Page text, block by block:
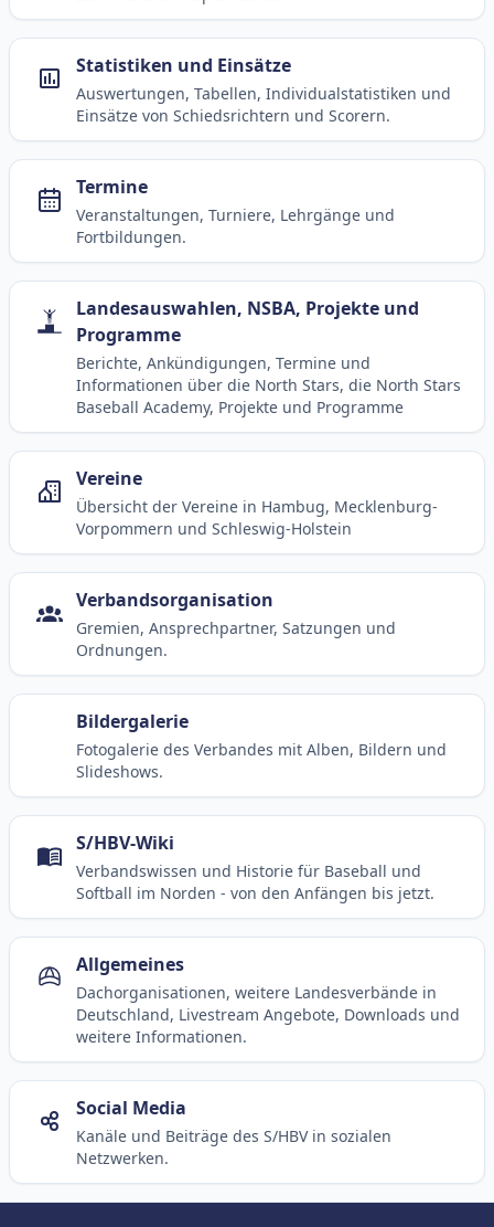
Statistiken und Einsätze
Auswertungen, Tabellen, Individualstatistiken und
Einsätze von Schiedsrichtern und Scorern.
Termine
Veranstaltungen, Turniere, Lehrgänge und
Fortbildungen.
Landesauswahlen, NSBA, Projekte und
Programme
Berichte, Ankündigungen, Termine und
Informationen über die North Stars, die North Stars
Baseball Academy, Projekte und Programme
Vereine
Übersicht der Vereine in Hambug, Mecklenburg-
Vorpommern und Schleswig-Holstein
Verbandsorganisation
Gremien, Ansprechpartner, Satzungen und
Ordnungen.
Bildergalerie
Fotogalerie des Verbandes mit Alben, Bildern und
Slideshows.
S/HBV-Wiki
Verbandswissen und Historie für Baseball und
Softball im Norden - von den Anfängen bis jetzt.
Allgemeines
Dachorganisationen, weitere Landesverbände in
Deutschland, Livestream Angebote, Downloads und
weitere Informationen.
Social Media
Kanäle und Beiträge des S/HBV in sozialen
Netzwerken.